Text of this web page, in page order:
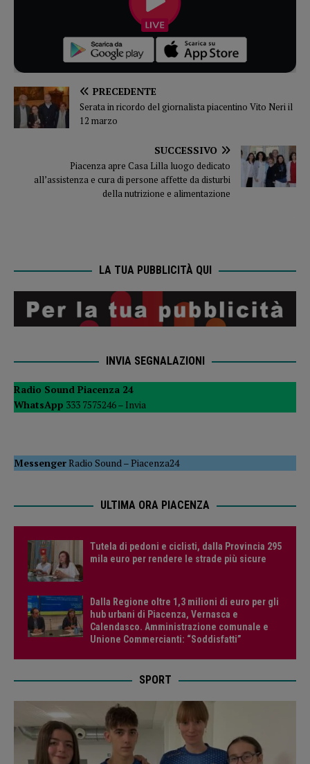
PRECEDENTE
Serata in ricordo del giornalista piacentino Vito Neri il
12 marzo
SUCCESSIVO
Piacenza apre Casa Lilla luogo dedicato
all’assistenza e cura di persone affette da disturbi
della nutrizione e alimentazione
LA TUA PUBBLICITÀ QUI
INVIA SEGNALAZIONI
Radio Sound Piacenza 24
WhatsApp 333 7575246 – Invia
MessengerRadio Sound –Piacenza24
ULTIMA ORA PIACENZA
Tutela di pedoni e ciclisti, dalla Provincia 295
mila euro per rendere le strade più sicure
Dalla Regione oltre 1,3 milioni di euro per gli
hub urbani di Piacenza, Vernasca e
Calendasco. Amministrazione comunale e
Unione Commercianti: “Soddisfatti”
SPORT